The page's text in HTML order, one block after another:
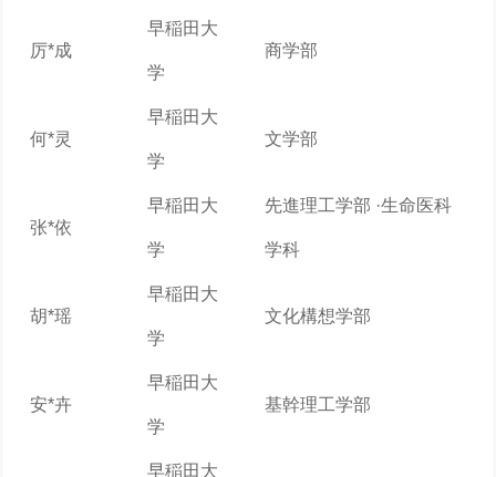
厉*成
早稲田大
学
商学部
何*灵
早稲田大
学
文学部
张*依
早稲田大
学
先進理工学部 ·生命医科
学科
胡*瑶
早稲田大
学
文化構想学部
安*卉
早稲田大
学
基幹理工学部
早稲田大